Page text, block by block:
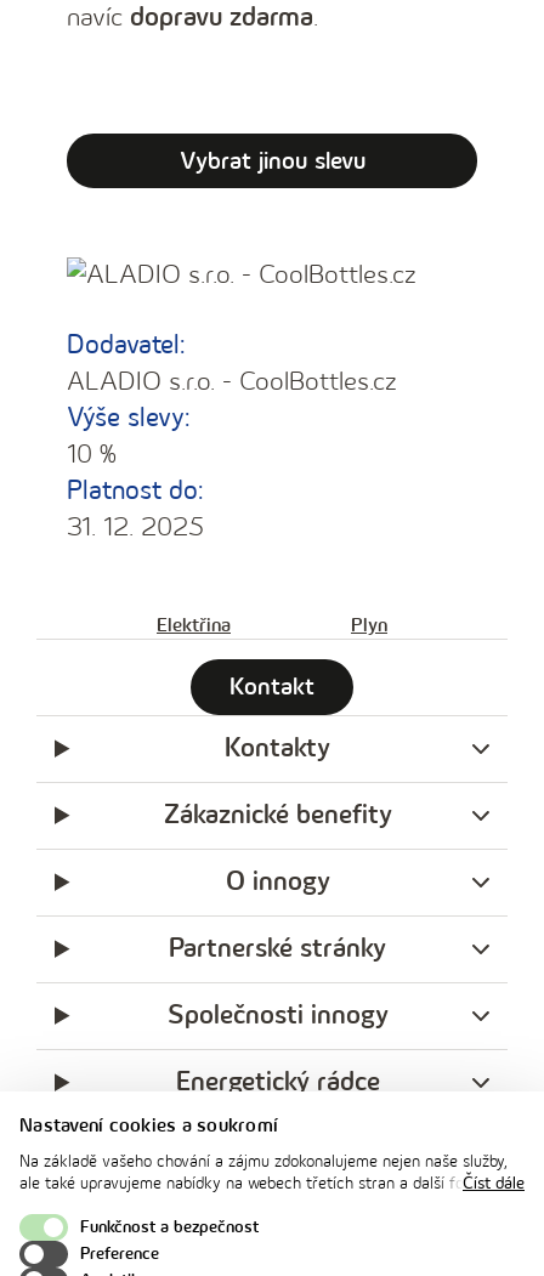
Nastavení cookies a soukromí
Na základě vašeho chování a zájmu zdokonalujeme nejen naše služby,
ale také upravujeme nabídky na webech třetích stran a další formy
souhlasu. Svoje nastavení můžete kdykoliv změnit v zápatí stránky v
„Nastavení soukromí". Více informací o tom, jak se soubory cookies a
osobními údaji pracujeme, včetně možností uplatnění vašich práv,
Číst dále
Funkčnost a bezpečnost
Preference
navíc dopravu zdarma.
Vybrat jinou slevu
Dodavatel:
ALADIO s.r.o. - CoolBottles.cz
Výše slevy:
10 %
Platnost do:
31. 12. 2025
Elektřina Plyn
Kontakt
Kontakty
Zákaznické benefity
O innogy
Partnerské stránky
Společnosti innogy
Energetický rádce
Legislativa
Ochrana soukromí
facebook